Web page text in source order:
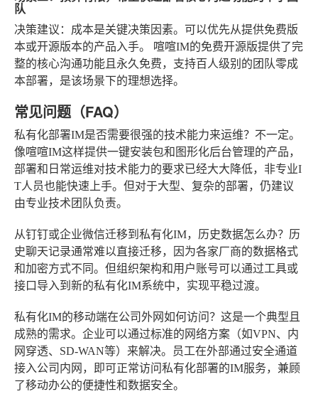
队
决策建议 ：成本是关键决策因素。可以优先从提供免费版
本或开源版本的产品入手。 喧喧IM的免费开源版提供了完
整的核心沟通功能且永久免费，支持百人级别的团队零成
本部署，是该场景下的理想选择。
常见问题（FAQ）
私有化部署IM是否需要很强的技术能力来运维？ 不一定。
像喧喧IM这样提供一键安装包和图形化后台管理的产品，
部署和日常运维对技术能力的要求已经大大降低，非专业I
T人员也能快速上手。但对于大型、复杂的部署，仍建议
由专业技术团队负责。
从钉钉或企业微信迁移到私有化IM，历史数据怎么办？ 历
史聊天记录通常难以直接迁移，因为各家厂商的数据格式
和加密方式不同。但组织架构和用户账号可以通过工具或
接口导入到新的私有化IM系统中，实现平稳过渡。
私有化IM的移动端在公司外网如何访问？ 这是一个典型且
成熟的需求。企业可以通过标准的网络方案（如VPN、内
网穿透、SD-WAN等）来解决。员工在外部通过安全通道
接入公司内网，即可正常访问私有化部署的IM服务，兼顾
了移动办公的便捷性和数据安全。